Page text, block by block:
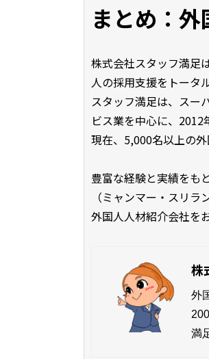
まとめ：
株式会社スタッフ満足
人の採用支援をトータ
スタッフ満足は、スー
ビス業を中心に、2012
現在、5,000名以上の外
豊富な経験と実績をも
（ミャンマー・スリラ
外国人人材紹介会社を
株
外
満